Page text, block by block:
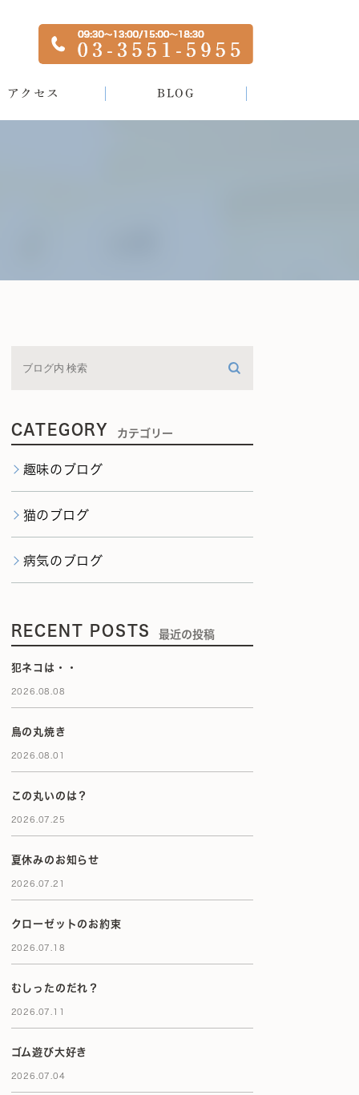
アクセス BLOG
CATEGORY カテゴリー
趣味のブログ
猫のブログ
病気のブログ
RECENT POSTS 最近の投稿
犯ネコは・・
2026.08.08
鳥の丸焼き
2026.08.01
この丸いのは？
2026.07.25
夏休みのお知らせ
2026.07.21
クローゼットのお約束
2026.07.18
むしったのだれ？
2026.07.11
ゴム遊び大好き
2026.07.04